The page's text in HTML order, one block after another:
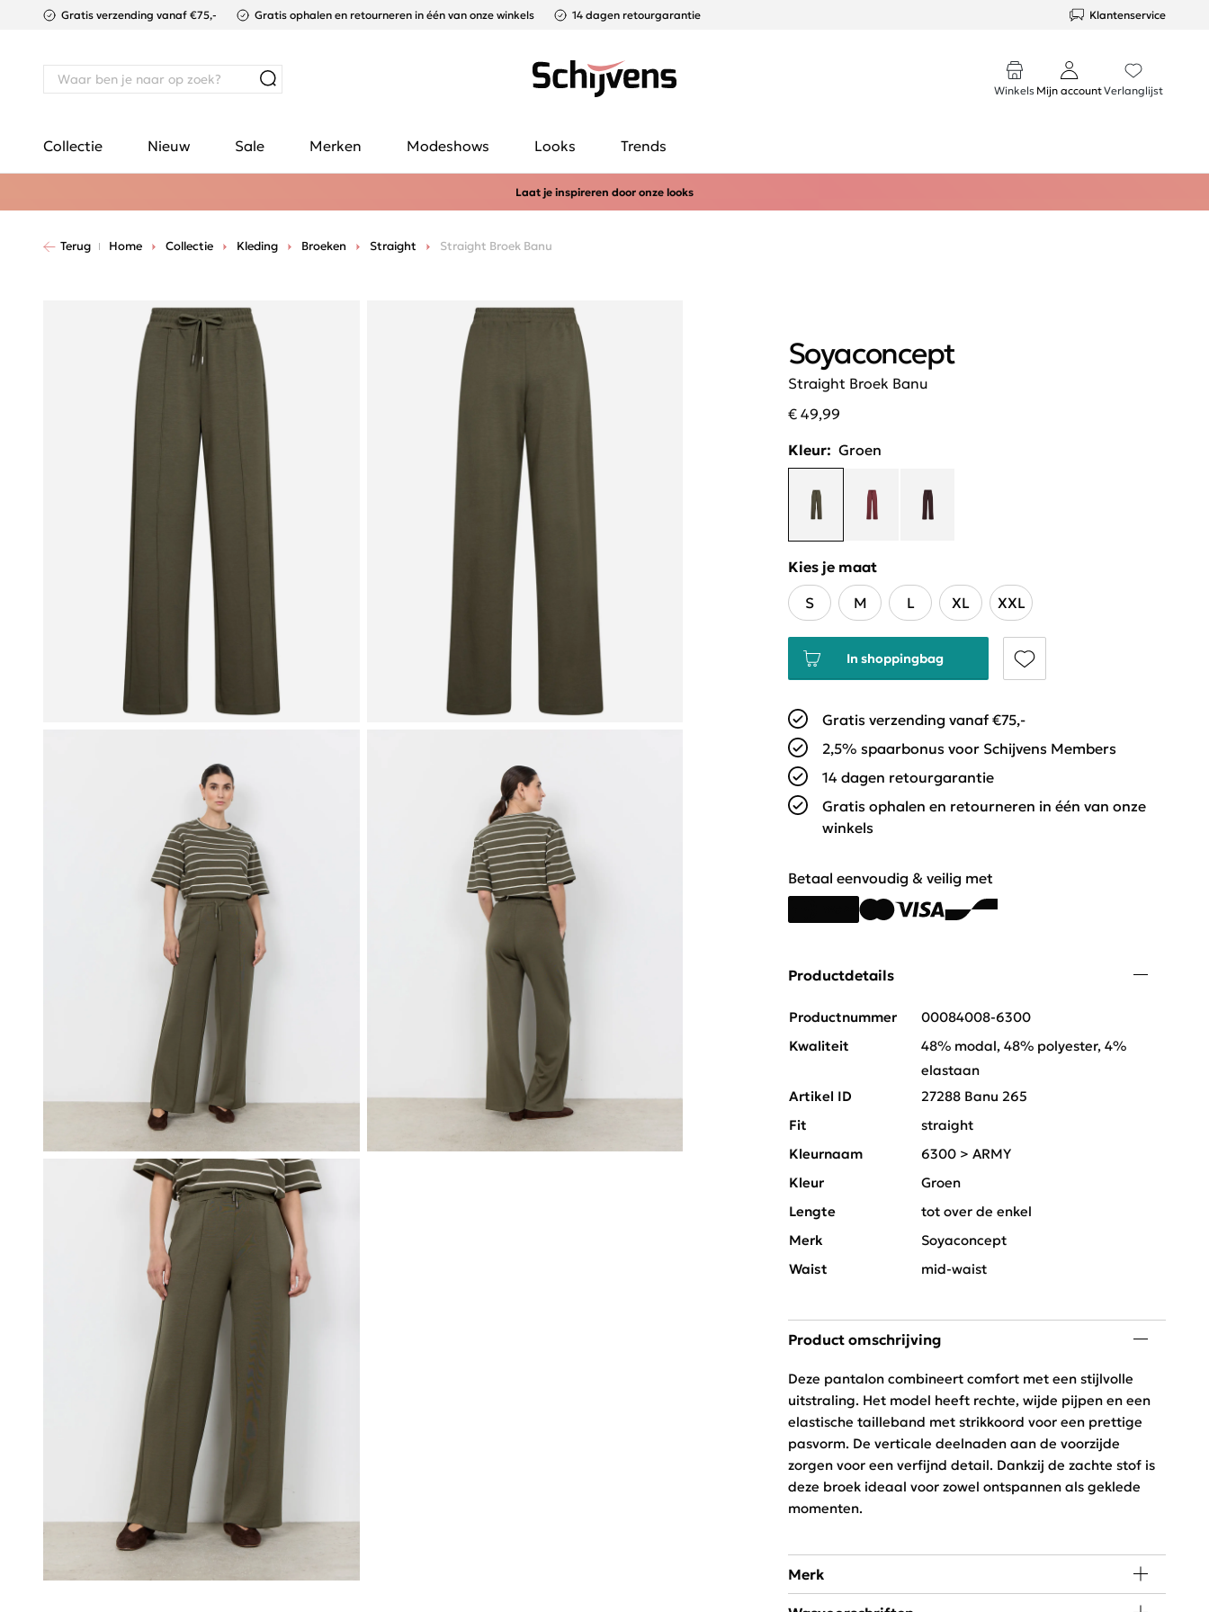
Gratis verzending vanaf €75,- Gratis ophalen en retourneren in één van onze winkels 14 dagen retourgarantie Klantenservice
Winkels Mijn accountVerlanglijst
Collectie Nieuw Sale Merken Modeshows Looks Trends
Laat je inspireren door onze looks
Terug Home Collectie Kleding Broeken Straight Straight Broek Banu
Straight Broek Banu
Soyaconcept
€ 49,99
Kleur: Groen
Kies je maat
S
M L XL XXL
In shoppingbag
Gratis verzending vanaf €75,-
2,5% spaarbonus voor Schijvens Members
14 dagen retourgarantie
Gratis ophalen en retourneren in één van onze
winkels
Betaal eenvoudig & veilig met
Productdetails
Productnummer
00084008-6300
Kwaliteit
48% modal, 48% polyester, 4%
elastaan
Artikel ID
27288 Banu 265
Fit
straight
Kleurnaam
6300 > ARMY
Kleur
Groen
Lengte
tot over de enkel
Merk
Soyaconcept
Waist
mid-waist
Product omschrijving
Deze pantalon combineert comfort met een stijlvolle
uitstraling. Het model heeft rechte, wijde pijpen en een
elastische tailleband met strikkoord voor een prettige
pasvorm. De verticale deelnaden aan de voorzijde
zorgen voor een verfijnd detail. Dankzij de zachte stof is
deze broek ideaal voor zowel ontspannen als geklede
momenten.
Merk